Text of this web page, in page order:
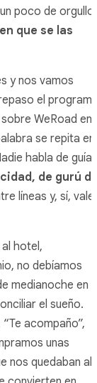
poco de orgullo.
que se las
y nos vamos
el
WeRoad en
se repita en
habla de
de gurú
líneas y, sí, vale,
hotel,
no debíamos
medianoche en
el sueño.
acompaño”,
unas
nos quedaban al